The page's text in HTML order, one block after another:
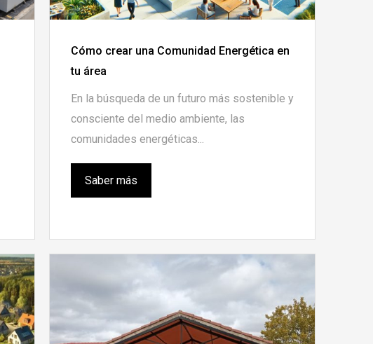
Cómo crear una Comunidad Energética en
tu área
En la búsqueda de un futuro más sostenible y
consciente del medio ambiente, las
comunidades energéticas...
Saber más